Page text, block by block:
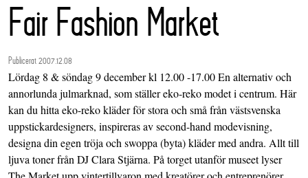
Fair Fashion Market
Publicerat 2007.12.08
Lördag 8 & söndag 9 december kl 12.00 -17.00 En alternativ och
annorlunda julmarknad, som ställer eko-reko modet i centrum. Här
kan du hitta eko-reko kläder för stora och små från västsvenska
uppstickardesigners, inspireras av second-hand modevisning,
designa din egen tröja och swoppa (byta) kläder med andra. Allt till
ljuva toner från DJ Clara Stjärna. På torget utanför museet lyser